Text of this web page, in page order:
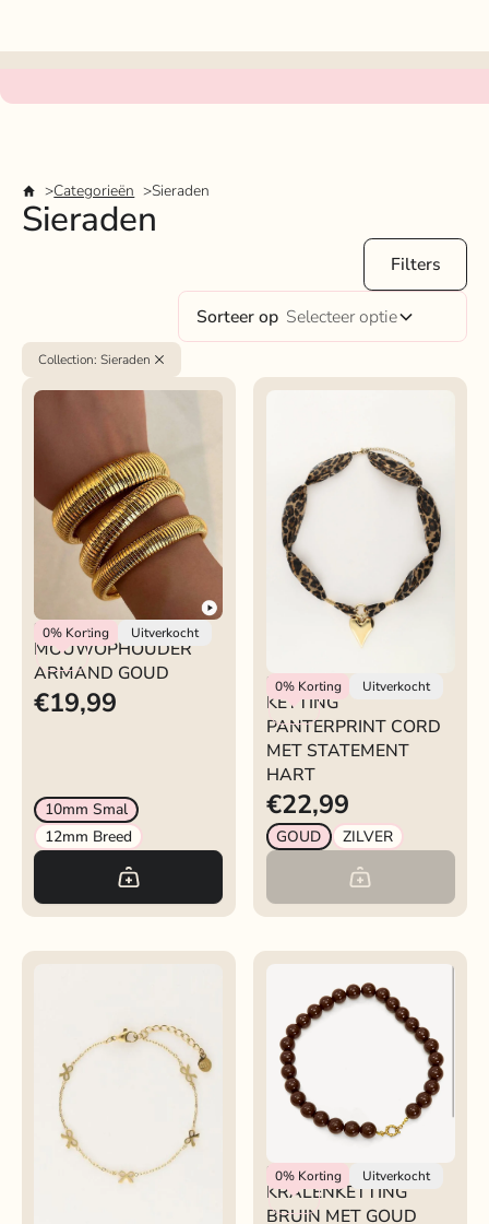
Categorieën Sieraden
Sieraden
Filters
Sorteer op Selecteer optie
Collection: Sieraden
0% Korting Uitverkocht
Rokjeklokje
MOUWOPHOUDER
ARMAND GOUD
€19,99
10mm Smal
12mm Breed
KETTING
PANTERPRINT CORD
MET STATEMENT HART
0%Korting Uitverkocht
Rokjeklokje
KETTING
PANTERPRINT CORD
MET STATEMENT
HART
€22,99
GOUD ZILVER
0%Korting Uitverkocht
Rokjeklokje
KRALENKETTING
BRUIN MET GOUD